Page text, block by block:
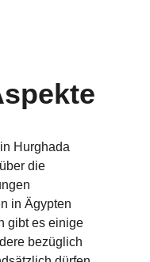
Hurghada
die
in Ägypten
gibt es einige
bezüglich